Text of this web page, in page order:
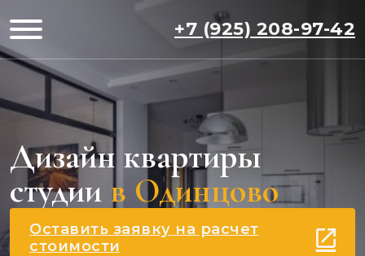
+7 (925) 208-97-42
Дизайн квартиры
студии в Одинцово
Оставить заявку на расчет
стоимости